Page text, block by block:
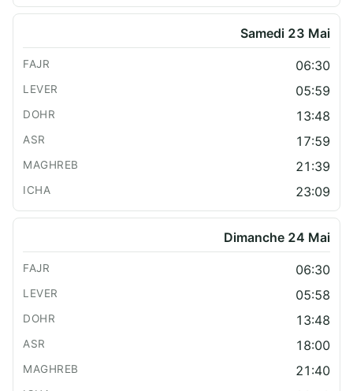
Samedi 23 Mai
06:30
05:59
13:48
17:59
21:39
23:09
Dimanche 24 Mai
06:30
05:58
13:48
18:00
21:40